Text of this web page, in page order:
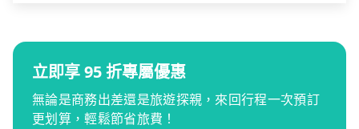
立即享 95 折專屬優惠
無論是商務出差還是旅遊探親，來回行程一次預訂
更划算，輕鬆節省旅費！